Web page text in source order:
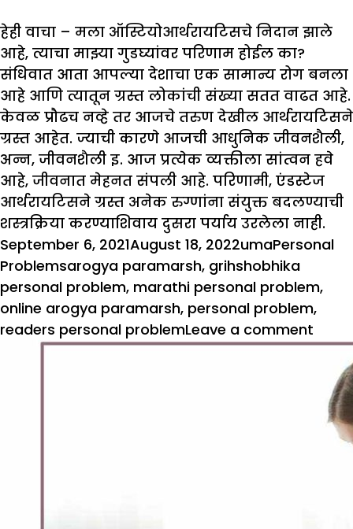
हेही वाचा – मला ऑस्टियोआर्थरायटिसचे निदान झाले
आहे, त्याचा माझ्या गुडघ्यांवर परिणाम होईल का?
संधिवात आता आपल्या देशाचा एक सामान्य रोग बनला
आहे आणि त्यातून ग्रस्त लोकांची संख्या सतत वाढत आहे.
केवळ प्रौढच नव्हे तर आजचे तरुण देखील आर्थरायटिसने
ग्रस्त आहेत. ज्याची कारणे आजची आधुनिक जीवनशैली,
अन्न, जीवनशैली इ. आज प्रत्येक व्यक्तीला सांत्वन हवे
आहे, जीवनात मेहनत संपली आहे. परिणामी, एंडस्टेज
आर्थरायटिसने ग्रस्त अनेक रुग्णांना संयुक्त बदलण्याची
शस्त्रक्रिया करण्याशिवाय दुसरा पर्याय उरलेला नाही.
Posted
on
September 6, 2021August 18, 2022Author
umaCategories
Personal
ProblemsTags
arogya paramarsh, grihshobhika
personal problem, marathi personal problem,
online arogya paramarsh, personal problem,
readers personal problemLeave a comment